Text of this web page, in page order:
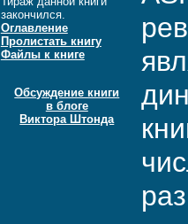
закончился.
Оглавление
Пролистать книгу
Файлы к книге
Обсуждение книги
в блоге
Виктора Штонда